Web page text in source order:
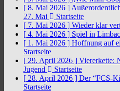
[ 8. Mai 2026 ]
27. Mai
Startseite
[ 7. Mai 2026 ] Wieder klar
[ 4. Mai 2026 ] Spiel in
[ 1. Mai 2026 ] Hoffnung auf
Startseite
[ 29. April 2026 ] Viererkette:
Jugend
Startseite
[ 28. April 2026 ] Der “FCS-
Startseite